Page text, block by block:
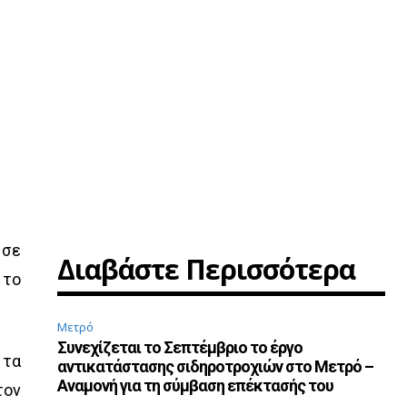
Διαβάστε Περισσότερα
Μετρό
Συνεχίζεται το Σεπτέμβριο το έργο
αντικατάστασης σιδηροτροχιών στο Μετρό –
Αναμονή για τη σύμβαση επέκτασής του